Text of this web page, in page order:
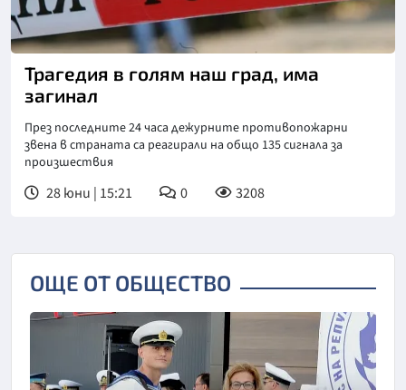
Трагедия в голям наш град, има
загинал
През последните 24 часа дежурните противопожарни
звена в страната са реагирали на общо 135 сигнала за
произшествия
28 юни | 15:21 0 3208
ОЩЕ ОТ ОБЩЕСТВО